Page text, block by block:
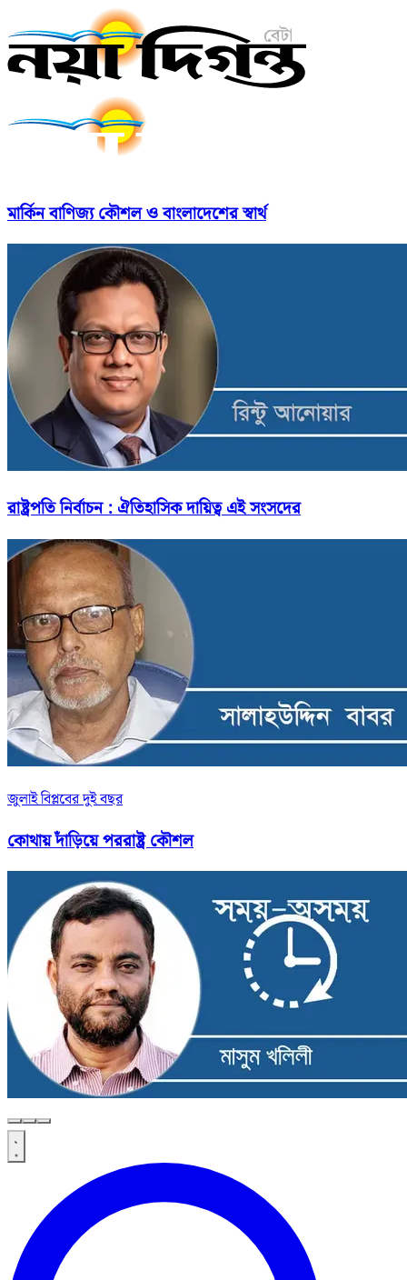
মার্কিন বাণিজ্য কৌশল ও বাংলাদেশের স্বার্থ
রাষ্ট্রপতি নির্বাচন : ঐতিহাসিক দায়িত্ব এই সংসদের
জুলাই বিপ্লবের দুই বছর
কোথায় দাঁড়িয়ে পররাষ্ট্র কৌশল